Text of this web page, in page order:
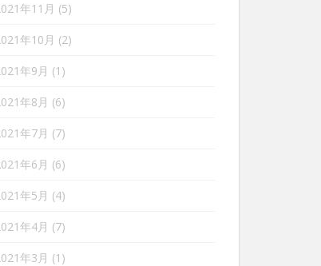
年11月 (5)
年10月 (2)
年9月 (1)
年8月 (6)
年7月 (7)
年6月 (6)
年5月 (4)
年4月 (7)
年3月 (1)